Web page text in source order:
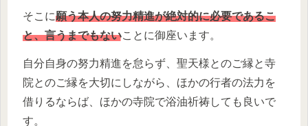
そこに願う本人の努力精進が絶対的に必要であるこ
と、言うまでもないことに御座います。
自分自身の努力精進を怠らず、聖天様とのご縁と寺
院とのご縁を大切にしながら、ほかの行者の法力を
借りるならば、ほかの寺院で浴油祈祷しても良いで
す。